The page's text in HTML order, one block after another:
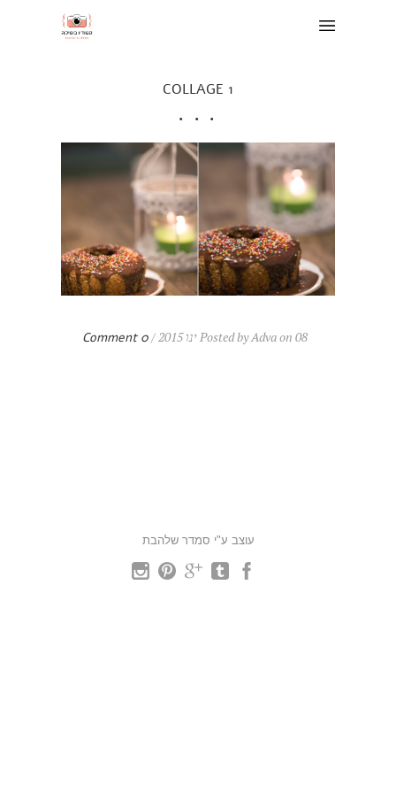
COLLAGE 1
Posted by Adva on 08 ינו 2015 / 0 Comment
עוצב ע"י סמדר שלהבת